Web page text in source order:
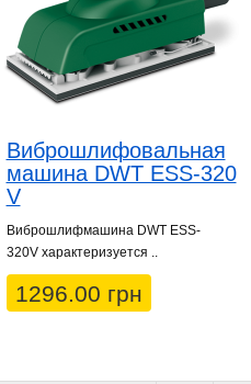
Виброшлифовальная
машина DWT ESS-320
V
Виброшлифмашина DWT ESS-
320V характеризуется ..
1296.00 грн